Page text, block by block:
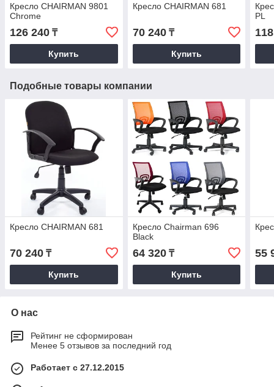
Кресло CHAIRMAN 9801
Chrome
126 240 ₸
Купить
Кресло CHAIRMAN 681
70 240₸
Купить
PL
Подобные товары компании
Кресло CHAIRMAN 681
70 240 ₸
Купить
Кресло Chairman 696
Black
64 320₸
Купить
55
О нас
Рейтинг не сформирован
Менее 5 отзывов за последний год
Работает с 27.12.2015